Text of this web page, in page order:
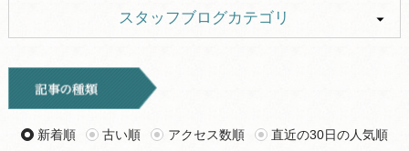
スタッフブログカテゴリ
キャンプ
旅行記 ツアー
新着順 古い順 アクセス数順 直近の30日の人気順